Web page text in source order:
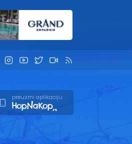
preuzmi aplikaciju